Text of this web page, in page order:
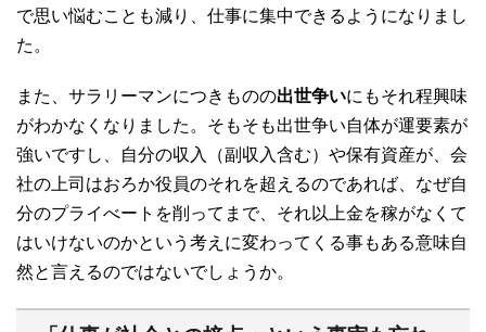
で思い悩むことも減り、仕事に集中できるようになりまし
た。
また、サラリーマンにつきものの出世争いにもそれ程興味
がわかなくなりました。そもそも出世争い自体が運要素が
強いですし、自分の収入（副収入含む）や保有資産が、会
社の上司はおろか役員のそれを超えるのであれば、なぜ自
分のプライべートを削ってまで、それ以上金を稼がなくて
はいけないのかという考えに変わってくる事もある意味自
然と言えるのではないでしょうか。